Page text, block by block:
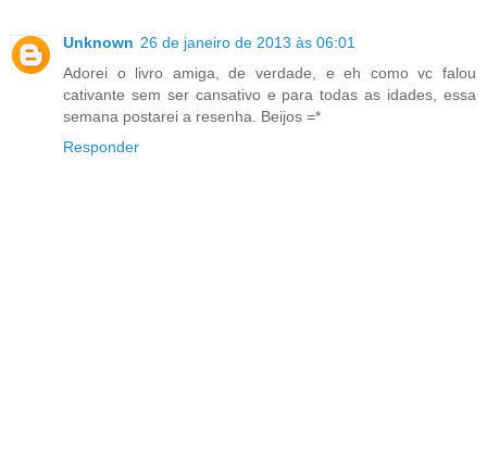
Unknown 26 de janeiro de 2013 às 06:01
Adorei o livro amiga, de verdade, e eh como vc falou
cativante sem ser cansativo e para todas as idades, essa
semana postarei a resenha. Beijos =*
Responder